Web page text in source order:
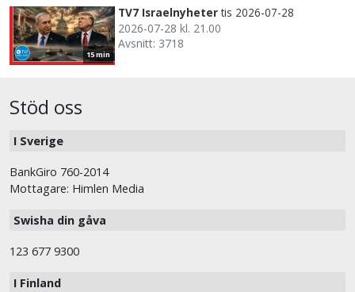
15 min
TV7 Israelnyheter tis 2026-07-28
2026-07-28 kl. 21.00
Avsnitt: 3718
Stöd oss
I Sverige
BankGiro 760-2014
Mottagare: Himlen Media
Swisha din gåva
123 677 9300
I Finland